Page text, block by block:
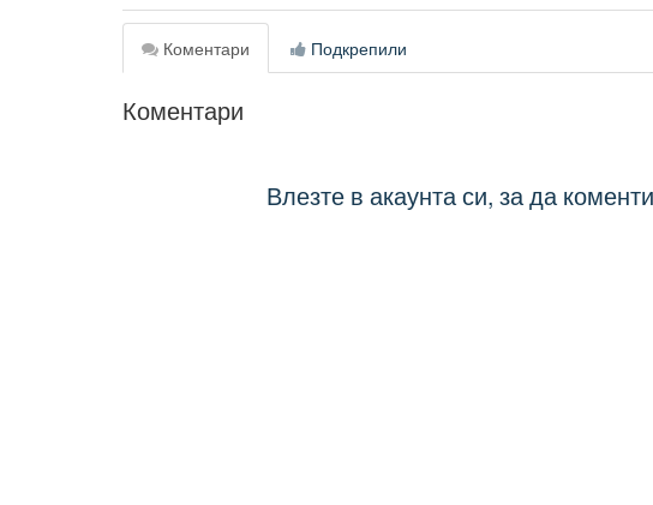
Коментари Подкрепили
Коментари
Влезте в акаунта си, за да